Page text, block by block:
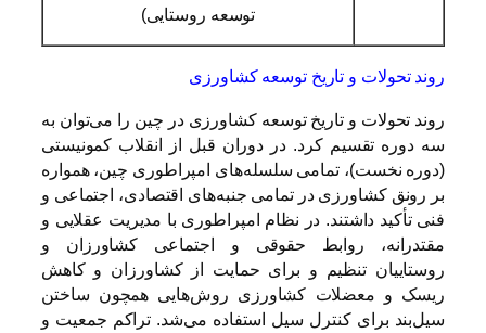
توسعه روستایی)
روند تحولات و تاریخ توسعه کشاورزی
روند تحولات و تاریخ توسعه کشاورزی در چین را می‌توان به
سه دوره تقسیم کرد. در دوران قبل از انقلاب کمونیستی
(دوره نخست)، تمامى سلسله‌هاى امپراطوری چین، همواره
بر رونق کشاورزى در تمامی جنبه‌های اقتصادی، اجتماعی و
فنی تأکید داشتند. در نظام امپراطوری با مدیریت عقلایی و
مقتدرانه، روابط حقوقى و اجتماعی کشاورزان و
روستاییان تنظیم و برای حمایت از کشاورزان و کاهش
ریسک و معضلات کشاورزی روش‌هایی همچون ساختن
سیل‌بند برای کنترل سیل استفاده می‌شد. تراکم جمعیت و